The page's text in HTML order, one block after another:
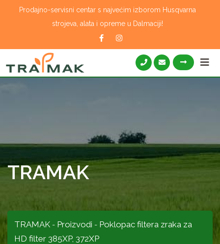
Prodajno-servisni centar s najvećim izborom Husqvarna
strojeva, alata i opreme u Dalmaciji!
TRAMAK
TRAMAK - Proizvodi - Poklopac filtera zraka za
HD filter 385XP, 372XP